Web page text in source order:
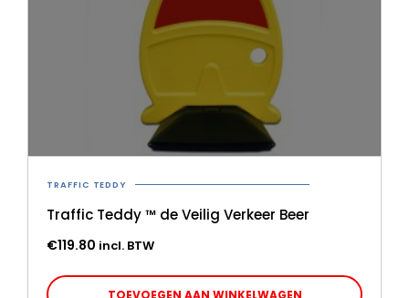
TRAFFIC TEDDY
Traffic Teddy ™ de Veilig Verkeer Beer
€119.80 incl. BTW
TOEVOEGEN AAN WINKELWAGEN